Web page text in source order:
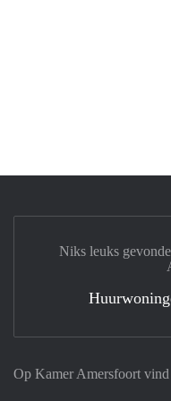
Op Kamer Amersfoort
Niks leuks